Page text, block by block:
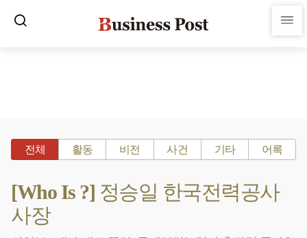
전체 활동 비전 사건 기타 어록
[Who Is ?] 정승일 한국전력공사
사장